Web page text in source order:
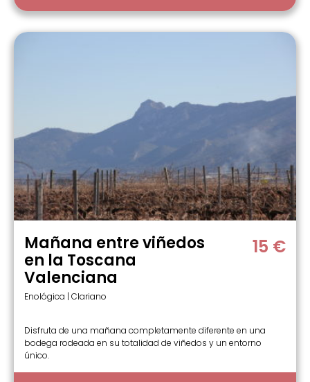
Mañana entre viñedos
en la Toscana
Valenciana
Enológica | Clariano
15 €
Disfruta de una mañana completamente diferente en una
bodega rodeada en su totalidad de viñedos y un entorno
único.